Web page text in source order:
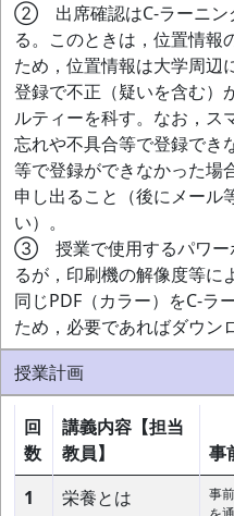
② 出席確認はC-ラーニン
る。このときは，位置情報
ため，位置情報は大学周辺
登録で不正（疑いを含む）
ルティーを科す。なお，ス
忘れや不具合等で登録でき
等で登録ができなかった場
申し出ること（後にメール
い）。
③ 授業で使用するパワー
るが，印刷機の解像度等に
同じPDF（カラー）をC-ラ
ため，必要であればダウン
授業計画
回
数
講義内容【担当
教員】
事
1
栄養とは
事